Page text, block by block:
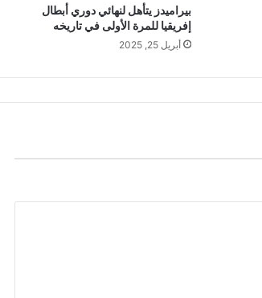
بيراميدز يتأهل لنهائي دوري أبطال
إفريقيا للمرة الأولى في تاريخه
أبريل 25, 2025